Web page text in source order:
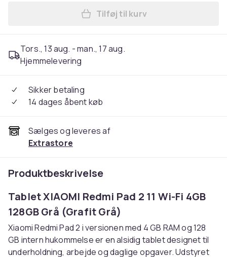
Læg Tablet XIAOMI Redmi
Tilføj til kurv
Tors., 13 aug. - man., 17 aug.
Hjemmelevering
Sikker betaling
14 dages åbent køb
Sælges og leveres af
Extrastore
Produktbeskrivelse
Tablet XIAOMI Redmi Pad 2 11 Wi-Fi 4GB
128GB Grå (Grafit Grå)
Xiaomi Redmi Pad 2 i versionen med 4 GB RAM og 128
GB intern hukommelse er en alsidig tablet designet til
underholdning, arbejde og daglige opgaver. Udstyret